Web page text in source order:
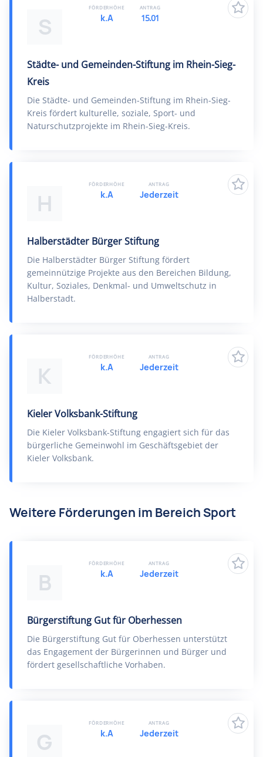
S
Städte- und Gemeinden-Stiftung im Rhein-Sieg-
Kreis
Die Städte- und Gemeinden-Stiftung im Rhein-Sieg-
Kreis fördert kulturelle, soziale, Sport- und
Naturschutzprojekte im Rhein-Sieg-Kreis.
FÖRDERHÖHE
k.A
ANTRAG
15.01
H
Halberstädter Bürger Stiftung
Die Halberstädter Bürger Stiftung fördert
gemeinnützige Projekte aus den Bereichen Bildung,
Kultur, Soziales, Denkmal- und Umweltschutz in
Halberstadt.
FÖRDERHÖHE
k.A
ANTRAG
Jederzeit
K
Kieler Volksbank-Stiftung
Die Kieler Volksbank-Stiftung engagiert sich für das
bürgerliche Gemeinwohl im Geschäftsgebiet der
Kieler Volksbank.
FÖRDERHÖHE
k.A
ANTRAG
Jederzeit
Weitere Förderungen im Bereich Sport
B
Bürgerstiftung Gut für Oberhessen
Die Bürgerstiftung Gut für Oberhessen unterstützt
das Engagement der Bürgerinnen und Bürger und
fördert gesellschaftliche Vorhaben.
FÖRDERHÖHE
k.A
ANTRAG
Jederzeit
G
FÖRDERHÖHE
k.A
ANTRAG
Jederzeit